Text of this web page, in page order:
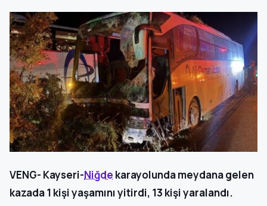
VENG- Kayseri-Niğde karayolunda meydana gelen
kazada 1 kişi yaşamını yitirdi, 13 kişi yaralandı.